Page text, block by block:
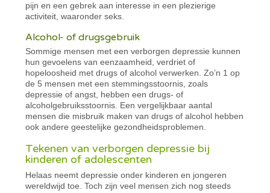
pijn en een gebrek aan interesse in een plezierige
activiteit, waaronder seks.
Alcohol- of drugsgebruik
Sommige mensen met een verborgen depressie kunnen
hun gevoelens van eenzaamheid, verdriet of
hopeloosheid met drugs of alcohol verwerken. Zo’n 1 op
de 5 mensen met een stemmingsstoornis, zoals
depressie of angst, hebben een drugs- of
alcoholgebruiksstoornis. Een vergelijkbaar aantal
mensen die misbruik maken van drugs of alcohol hebben
ook andere geestelijke gezondheidsproblemen.
Tekenen van verborgen depressie bij
kinderen of adolescenten
Helaas neemt depressie onder kinderen en jongeren
wereldwijd toe. Toch zijn veel mensen zich nog steeds